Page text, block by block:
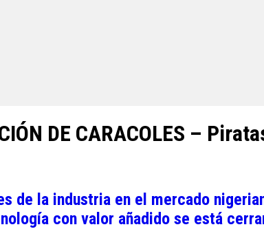
DE CARACOLES –
de la industria en el mercado
con valor añadido se está